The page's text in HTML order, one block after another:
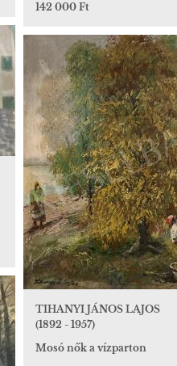
142 000 Ft
TIHANYI JÁNOS LAJOS
(1892 - 1957)
Mosó nők a vízparton